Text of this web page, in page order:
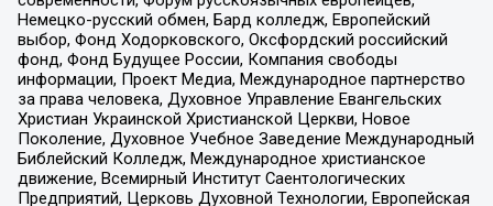
Немецко-русский обмен, Бард колледж, Европейский
выбор, Фонд Ходорковского, Оксфордский российский
фонд, Фонд Будущее России, Компания свободы
информации, Проект Медиа, Международное партнерство
за права человека, Духовное Управление Евангельских
Христиан Украинской Христианской Церкви, Новое
Поколение, Духовное Учебное Заведение Международный
Библейский Колледж, Международное христианское
движение, Всемирный Институт Саентологических
Предприятий, Церковь Духовной Технологии, Европейская